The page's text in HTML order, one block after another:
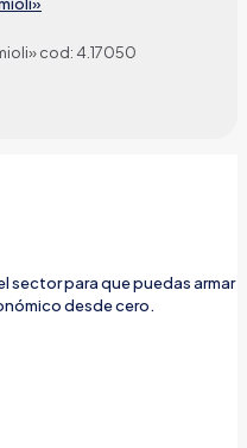
cod: 4.17050
sector para que puedas armar
desde cero.